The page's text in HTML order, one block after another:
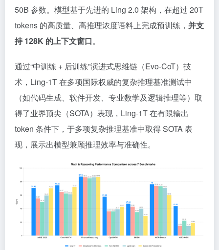
50B 参数。模型基于先进的 Ling 2.0 架构，在超过 20T
tokens 的高质量、高推理浓度语料上完成预训练， 并支
持 128K 的上下文窗口。
通过“中训练 + 后训练”演进式思维链（Evo-CoT）技
术，Ling-1T 在多项国际权威的复杂推理基准测试中
（如代码生成、软件开发、专业数学及逻辑推理等）取
得了业界顶尖（SOTA）表现，Ling-1T 在有限输出
token 条件下，于多项复杂推理基准中取得 SOTA 表
现，展示出模型兼顾推理效率与准确性。